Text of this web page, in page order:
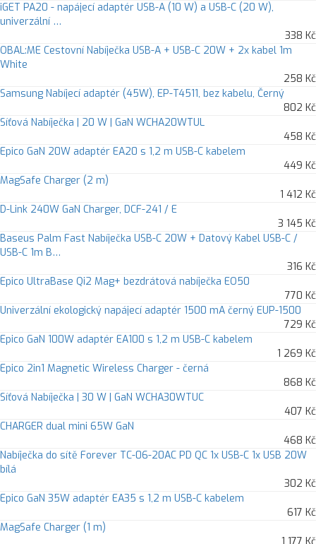
iGET PA20 - napájecí adaptér USB-A (10 W) a USB-C (20 W),
univerzální …
338 Kč
OBAL:ME Cestovní Nabíječka USB-A + USB-C 20W + 2x kabel 1m
White
258 Kč
Samsung Nabíjecí adaptér (45W), EP-T4511, bez kabelu, Černý
802 Kč
Síťová Nabíječka | 20 W | GaN WCHA20WTUL
458 Kč
Epico GaN 20W adaptér EA20 s 1,2 m USB-C kabelem
449 Kč
MagSafe Charger (2 m)
1 412 Kč
D-Link 240W GaN Charger, DCF-241 / E
3 145 Kč
Baseus Palm Fast Nabíječka USB-C 20W + Datový Kabel USB-C /
USB-C 1m B…
316 Kč
Epico UltraBase Qi2 Mag+ bezdrátová nabíječka EO50
770 Kč
Univerzální ekologický napájecí adaptér 1500 mA černý EUP-1500
729 Kč
Epico GaN 100W adaptér EA100 s 1,2 m USB-C kabelem
1 269 Kč
Epico 2in1 Magnetic Wireless Charger - černá
868 Kč
Síťová Nabíječka | 30 W | GaN WCHA30WTUC
407 Kč
CHARGER dual mini 65W GaN
468 Kč
Nabíječka do sítě Forever TC-06-20AC PD QC 1x USB-C 1x USB 20W
bílá
302 Kč
Epico GaN 35W adaptér EA35 s 1,2 m USB-C kabelem
617 Kč
MagSafe Charger (1 m)